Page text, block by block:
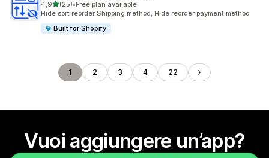
4,9stelle su 5
(25)
25 recensioni totali
•Free plan available
Hide sort reorder Shipping method, Hide reorder payment method
Built for Shopify
1 2 3 4 22
Vuoi aggiungere un’app?